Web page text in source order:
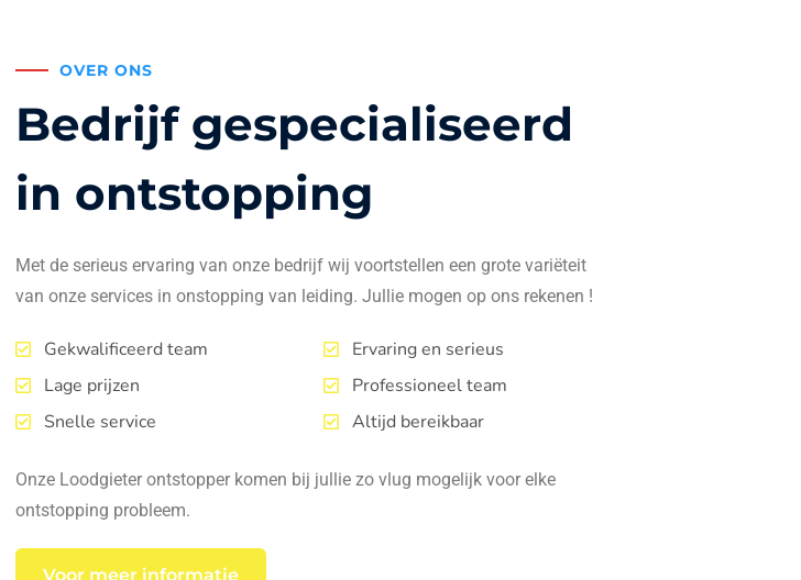
OVER ONS
Bedrijf gespecialiseerd
in ontstopping
Met de serieus ervaring van onze bedrijf wij voortstellen een grote variëteit
van onze services in onstopping van leiding. Jullie mogen op ons rekenen !
Gekwalificeerd team
Lage prijzen
Snelle service
Ervaring en serieus
Professioneel team
Altijd bereikbaar
Onze Loodgieter ontstopper komen bij jullie zo vlug mogelijk voor elke
ontstopping probleem.
Voor meer informatie